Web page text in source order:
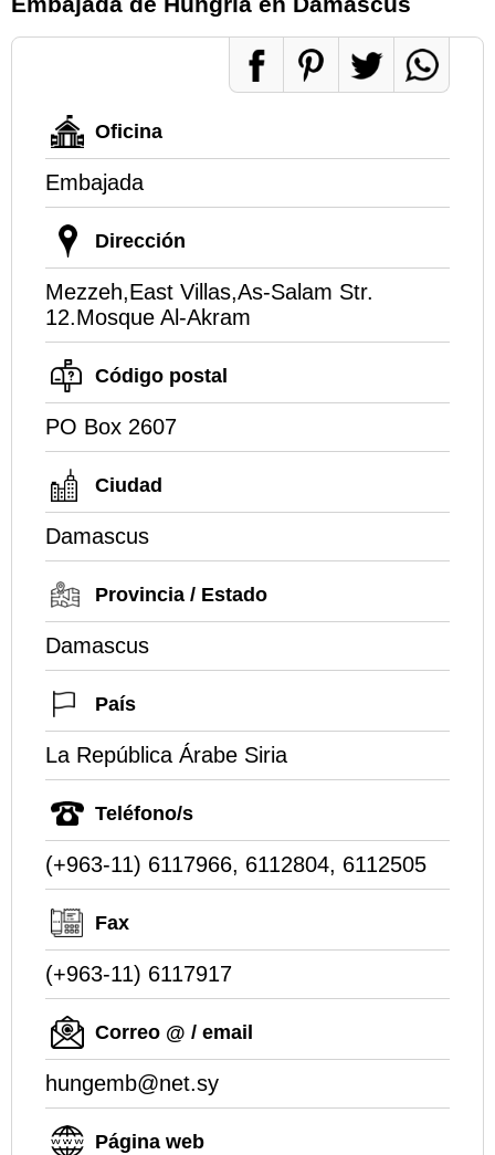
Oficina
Embajada
Dirección
Mezzeh,East Villas,As-Salam Str.
12.Mosque Al-Akram
Código postal
PO Box 2607
Ciudad
Damascus
Provincia / Estado
Damascus
País
La República Árabe Siria
Teléfono/s
(+963-11) 6117966, 6112804, 6112505
Fax
(+963-11) 6117917
Correo @ / email
hungemb@net.sy
Página web